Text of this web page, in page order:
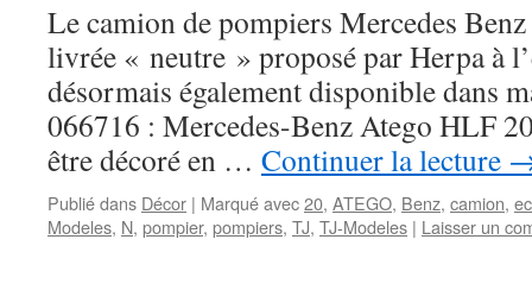
Le camion de pompiers Mercedes
livrée « neutre » proposé par Herpa à
désormais également disponible dans
066716 : Mercedes-Benz Atego HLF
être décoré en … Continuer la lecture
Publié dans Décor | Marqué avec20, ATEGO, Benz, camion,
Modeles, N, pompier, pompiers, TJ, TJ-Modeles | Laisser un